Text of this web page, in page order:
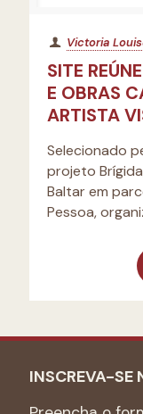
Victoria
SITE
E OBRAS
ARTISTA
Selecionado
projeto
Baltar em
Pessoa,
INSCREVA-SE